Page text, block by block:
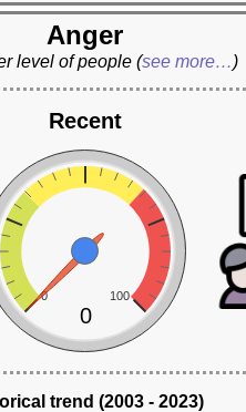
Anger
level of people(see more…)
Recent
0 100
0
trend (2003 - 2023)